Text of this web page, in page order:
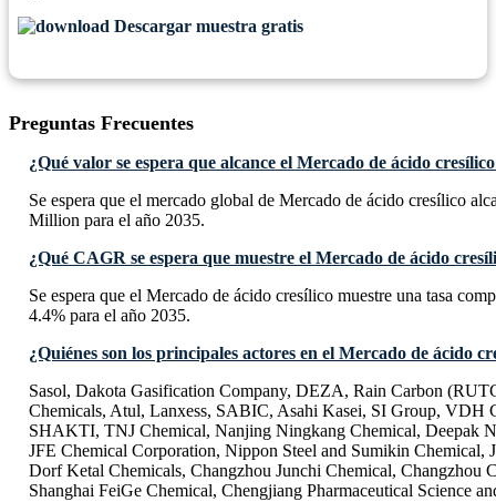
Descargar muestra gratis
Preguntas Frecuentes
¿Qué valor se espera que alcance el Mercado de ácido
Se espera que el mercado global de Mercado de ácido cresílico
Million para el año 2035.
¿Qué CAGR se espera que muestre el Mercado de ácido
Se espera que el Mercado de ácido cresílico muestre una tasa
4.4% para el año 2035.
¿Quiénes son los principales actores en el Mercado de ácido
Sasol, Dakota Gasification Company, DEZA, Rain Carbon
Chemicals, Atul, Lanxess, SABIC, Asahi Kasei, SI Group, VDH
SHAKTI, TNJ Chemical, Nanjing Ningkang Chemical, Deepak
JFE Chemical Corporation, Nippon Steel and Sumikin Chemical,
Dorf Ketal Chemicals, Changzhou Junchi Chemical, Changzhou
Shanghai FeiGe Chemical, Chengjiang Pharmaceutical Science